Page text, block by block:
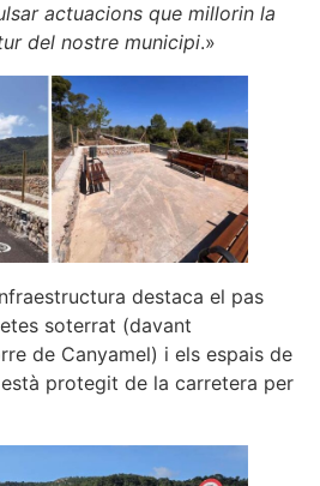
actuacions que millorin la
del nostre municipi.»
destaca el pas
soterrat (davant
de Canyamel) i els espais de
protegit de la carretera per